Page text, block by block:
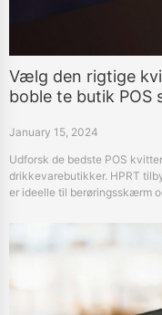
Vælg den rigtige
boble te butik POS
January 15, 2024
Udforsk de bedste POS
drikkevarebutikker. HPRT
er ideelle til berøringsskærm